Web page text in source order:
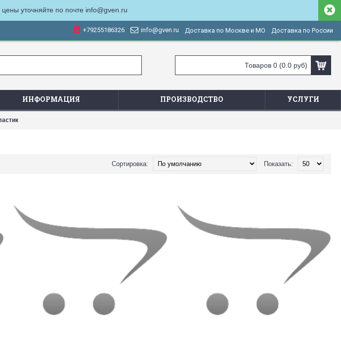
уточняйте по почте info@gven.ru
+79255186326 info@gven.ru Доставка по Москве и МО Доставка по России
Товаров 0 (0.0 руб)
ИНФОРМАЦИЯ ПРОИЗВОДСТВО УСЛУГИ
Показать:
Сортировка: